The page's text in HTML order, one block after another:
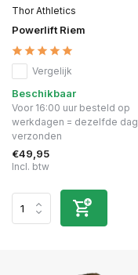
Thor Athletics
Powerlift Riem
Vergelijk
Beschikbaar
Voor 16:00 uur besteld op
werkdagen = dezelfde dag
verzonden
€49,95
Incl. btw